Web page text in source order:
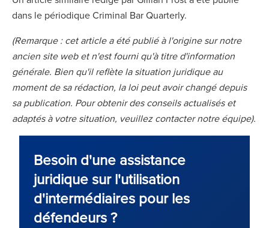
dans le périodique Criminal Bar Quarterly.
(Remarque : cet article a été publié à l'origine sur notre
ancien site web et n'est fourni qu'à titre d'information
générale. Bien qu'il reflète la situation juridique au
moment de sa rédaction, la loi peut avoir changé depuis
sa publication. Pour obtenir des conseils actualisés et
adaptés à votre situation, veuillez contacter notre équipe).
Besoin d'une assistance
juridique sur l'utilisation
d'intermédiaires pour les
défendeurs ?